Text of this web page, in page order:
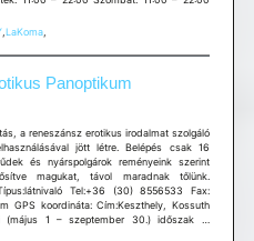
,LaKoma,
Panoptikum
a reneszánsz erotikus irodalmat szolgáló
jött létre. Belépés csak 16
és nyárspolgárok reményeink szerint
magukat, távol maradnak tőlünk.
Tel:+36 (30) 8556533 Fax:
GPS koordináta: Cím:Keszthely, Kossuth
(május 1 – szeptember 30.) időszak …